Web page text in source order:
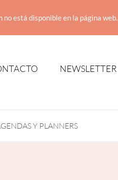
está disponible en la página web.
NEWSLETTER
Y PLANNERS